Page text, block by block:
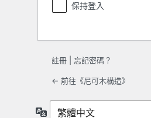
保持登入
註冊 忘記密碼？
← 前往《尼可木構造》
語